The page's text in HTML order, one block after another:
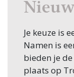
Je keuze is
Namen is
bieden je
plaats op